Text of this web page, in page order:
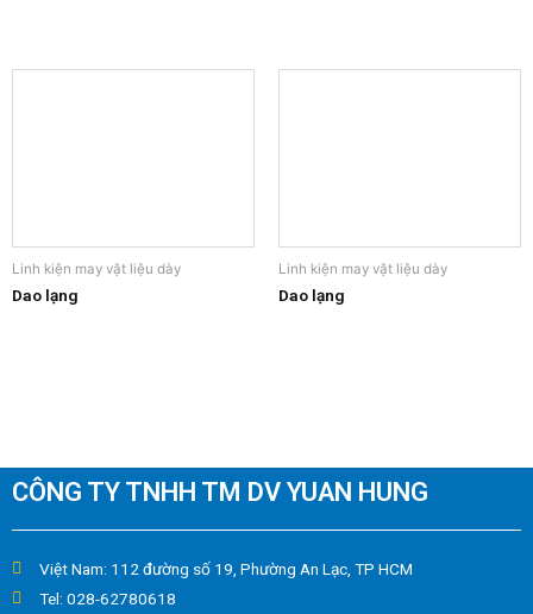
Linh kiện may vật liệu dày
Dao lạng
Linh kiện may vật liệu dày
Dao lạng
CÔNG TY TNHH TM DV YUAN HUNG
Việt Nam: 112 đường số 19, Phường An Lạc, TP HCM
Tel: 028-62780618